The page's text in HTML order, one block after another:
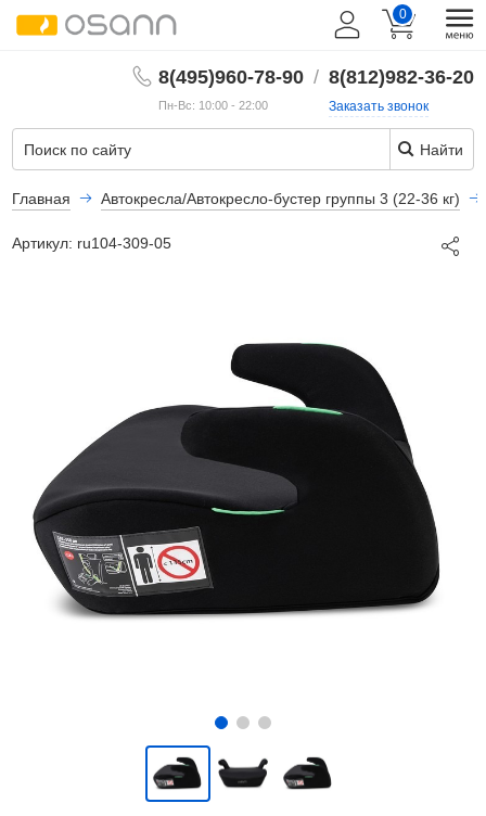
0
8(495)960-78-90
Пн-Вс: 10:00 - 22:00
/ 8(812)982-36-20
Заказать звонок
Найти
Главная Автокресла/Автокресло-бустер группы 3 (22-36 кг)
Артикул: ru104-309-05